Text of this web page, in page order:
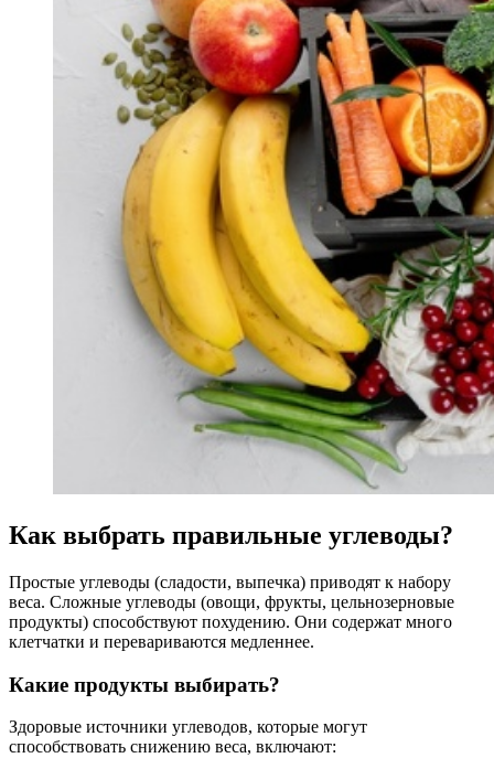
Как выбрать правильные углеводы?
Простые углеводы (сладости, выпечка) приводят к набору
веса. Сложные углеводы (овощи, фрукты, цельнозерновые
продукты) способствуют похудению. Они содержат много
клетчатки и перевариваются медленнее.
Какие продукты выбирать?
Здоровые источники углеводов, которые могут
способствовать снижению веса, включают: